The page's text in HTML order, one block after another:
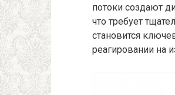
потоки создают
что требует
становится
реагировании на